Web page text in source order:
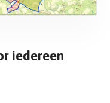
iedereen